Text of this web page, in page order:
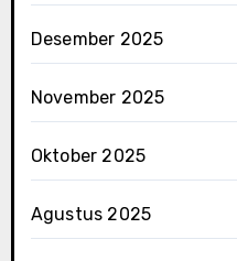
Desember 2025
November 2025
Oktober 2025
Agustus 2025